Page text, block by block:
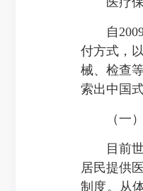
自2009
付方式，
械、检查
索出中国
（一）
目前世
居民提供
制度。从